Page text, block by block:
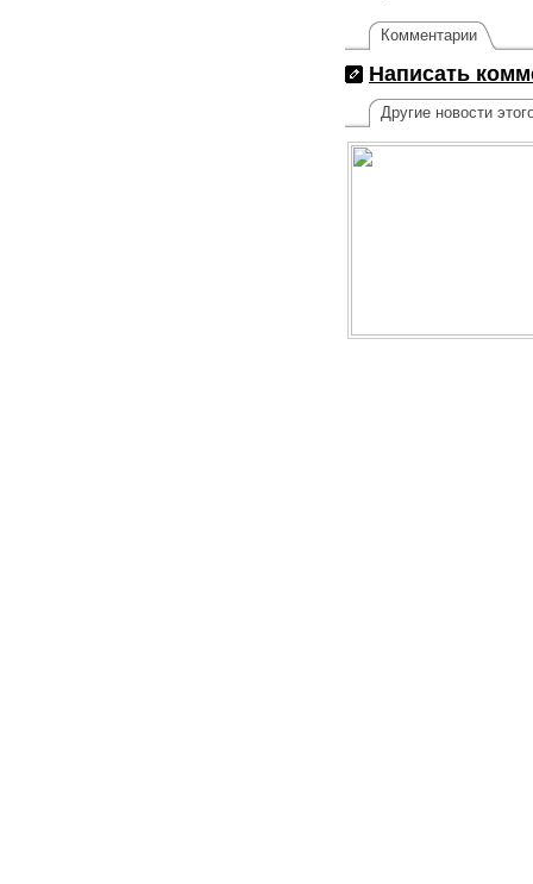
Комментарии
Написать
Другие новости